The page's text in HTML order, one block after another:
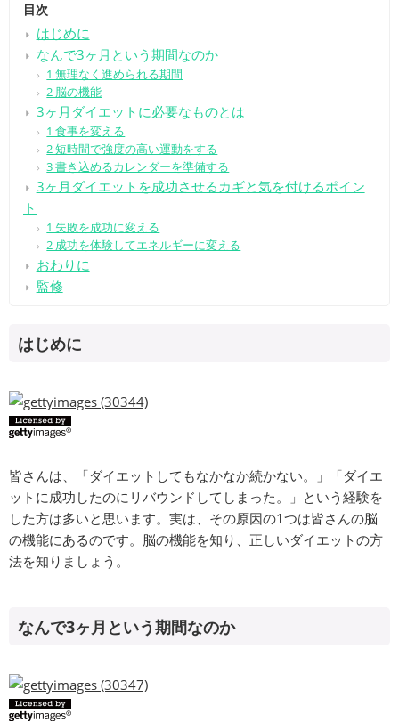
目次
はじめに
なんで3ヶ月という期間なのか
1 無理なく進められる期間
2 脳の機能
3ヶ月ダイエットに必要なものとは
1 食事を変える
2 短時間で強度の高い運動をする
3 書き込めるカレンダーを準備する
3ヶ月ダイエットを成功させるカギと気を付けるポイン
ト
1 失敗を成功に変える
2 成功を体験してエネルギーに変える
おわりに
監修
はじめに
皆さんは、「ダイエットしてもなかなか続かない。」「ダイエ
ットに成功したのにリバウンドしてしまった。」という経験を
した方は多いと思います。実は、その原因の1つは皆さんの脳
の機能にあるのです。脳の機能を知り、正しいダイエットの方
法を知りましょう。
なんで3ヶ月という期間なのか